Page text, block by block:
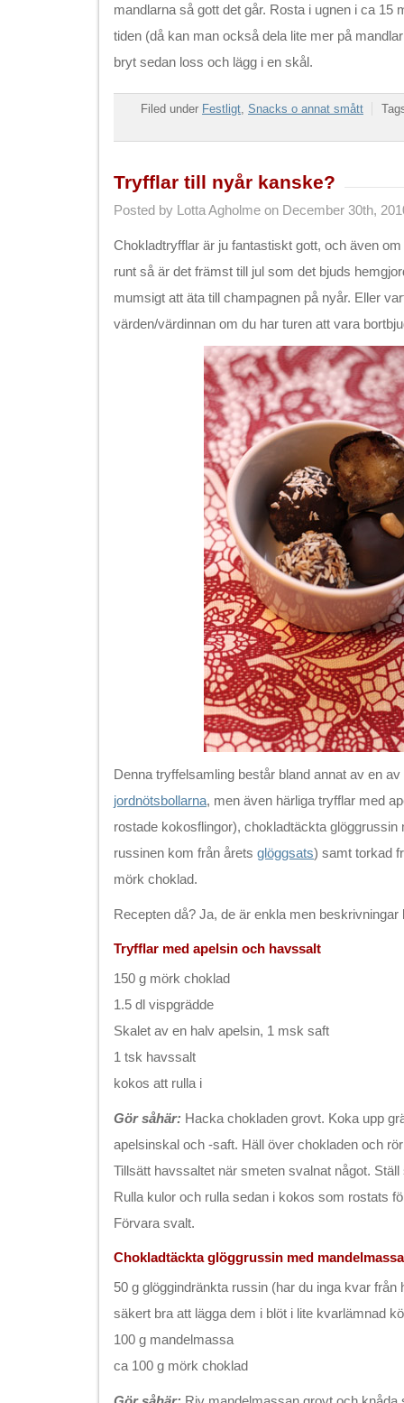
mandlarna så gott det går. Rosta i ugnen i ca 15
tiden (då kan man också dela lite mer på
bryt sedan loss och lägg i en skål.
Filed under Festligt, Snacks o annat smått
Tryfflar till nyår kanske?
Posted by Lotta Agholme on December 30th,
Chokladtryfflar är ju fantastiskt gott, och även
runt så är det främst till jul som det bjuds
mumsigt att äta till champagnen på nyår. Eller
värden/värdinnan om du har turen att vara
Denna tryffelsamling består bland annat av en
jordnötsbollarna, men även härliga tryfflar med
rostade kokosflingor), chokladtäckta
russinen kom från årets glöggsats) samt torkad
mörk choklad.
Recepten då? Ja, de är enkla men
Tryfflar med apelsin och havssalt
150 g mörk choklad
1.5 dl vispgrädde
Skalet av en halv apelsin, 1 msk saft
1 tsk havssalt
kokos att rulla i
Gör såhär: Hacka chokladen grovt. Koka upp
apelsinskal och -saft. Häll över chokladen och
Tillsätt havssaltet när smeten svalnat något.
Rulla kulor och rulla sedan i kokos som rostats
Förvara svalt.
Chokladtäckta glöggrussin med mandelmassa
50 g glöggindränkta russin (har du inga kvar från
säkert bra att lägga dem i blöt i lite kvarlämnad
100 g mandelmassa
ca 100 g mörk choklad